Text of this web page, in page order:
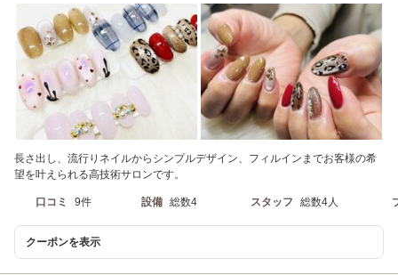
長さ出し、流行りネイルからシンプルデザイン、フィルインまでお客様の希
望を叶えられる高技術サロンです。
口コミ 9件 設備 総数4 スタッフ 総数4人
クーポンを表示